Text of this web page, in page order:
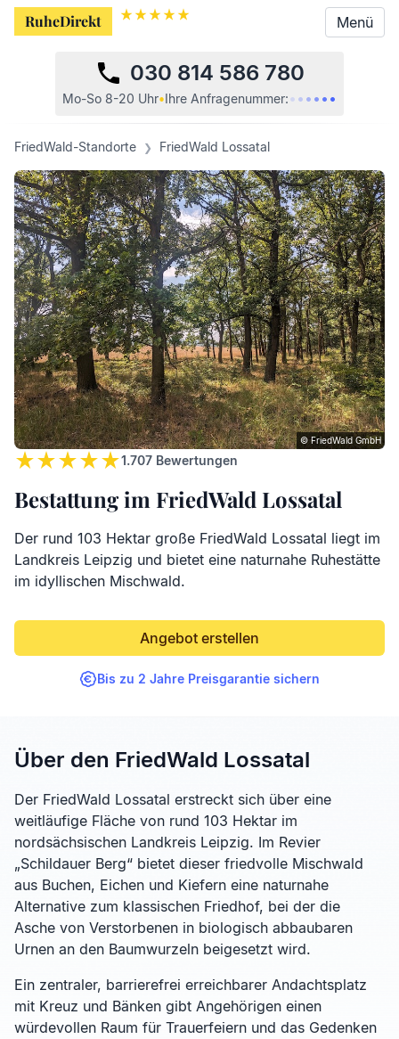
RuheDirekt Menü
030 814 586 780
Mo-So 8-20 Uhr•Ihre Anfragenummer:• • • • • •
RuheDirekt Menü
FriedWald-Standorte FriedWald Lossatal
1.707 Bewertungen
Bestattung im FriedWald Lossatal
Der rund 103 Hektar große FriedWald Lossatal liegt im
Landkreis Leipzig und bietet eine naturnahe Ruhestätte
im idyllischen Mischwald.
Angebot erstellen
Bis zu 2 Jahre Preisgarantie sichern
© FriedWald GmbH
Über den FriedWald Lossatal
Der FriedWald Lossatal erstreckt sich über eine
weitläufige Fläche von rund 103 Hektar im
nordsächsischen Landkreis Leipzig. Im Revier
„Schildauer Berg“ bietet dieser friedvolle Mischwald
aus Buchen, Eichen und Kiefern eine naturnahe
Alternative zum klassischen Friedhof, bei der die
Asche von Verstorbenen in biologisch abbaubaren
Urnen an den Baumwurzeln beigesetzt wird.
Ein zentraler, barrierefrei erreichbarer Andachtsplatz
mit Kreuz und Bänken gibt Angehörigen einen
würdevollen Raum für Trauerfeiern und das Gedenken